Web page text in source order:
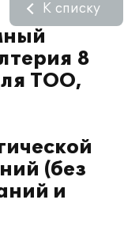
8
ТОО,
(без
и
К списку